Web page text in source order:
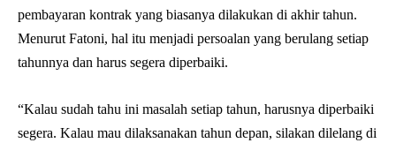
pembayaran kontrak yang biasanya dilakukan di akhir tahun.
Menurut Fatoni, hal itu menjadi persoalan yang berulang setiap
tahunnya dan harus segera diperbaiki.
“Kalau sudah tahu ini masalah setiap tahun, harusnya diperbaiki
segera. Kalau mau dilaksanakan tahun depan, silakan dilelang di